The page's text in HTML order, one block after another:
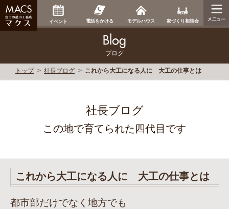
イベント 電話をかける モデルハウス 家づくり相談会
ブログ
トップ 社長ブログ これから大工になる人に 大工の仕事とは
社長ブログ
この地で育てられた四代目です
これから大工になる人に 大工の仕事とは
都市部だけでなく地方でも